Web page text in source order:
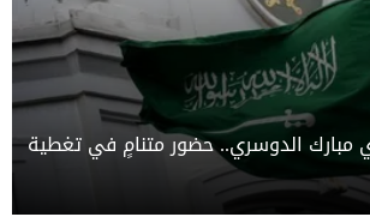
مبارك الدوسري.. حضور متنامٍ في تغطية